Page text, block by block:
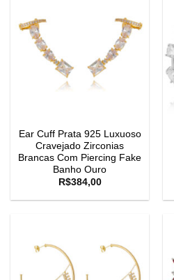
Ear Cuff Prata 925 Luxuoso
Cravejado Zirconias
Brancas Com Piercing Fake
Banho Ouro
R$384,00